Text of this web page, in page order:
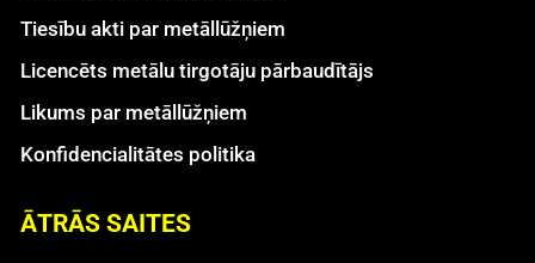
Tiesību akti par metāllūžņiem
Licencēts metālu tirgotāju pārbaudītājs
Likums par metāllūžņiem
Konfidencialitātes politika
ĀTRĀS SAITES